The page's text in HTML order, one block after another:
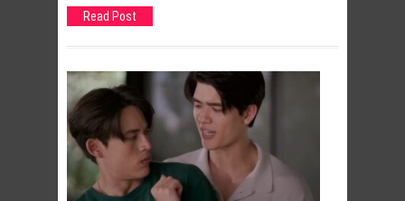
Read Post